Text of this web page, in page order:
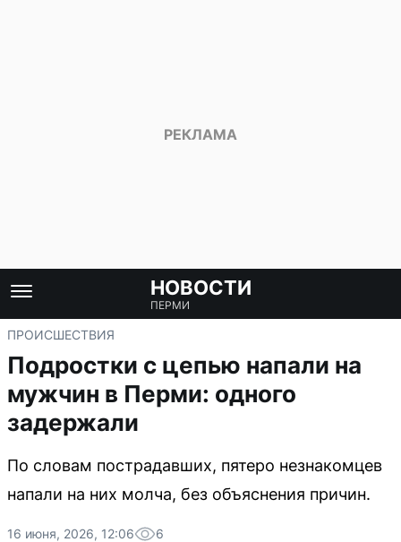
НОВОСТИ
ПЕРМИ
ПРОИСШЕСТВИЯ
Подростки с цепью напали на
мужчин в Перми: одного
задержали
По словам пострадавших, пятеро незнакомцев
напали на них молча, без объяснения причин.
16 июня, 2026, 12:06 6